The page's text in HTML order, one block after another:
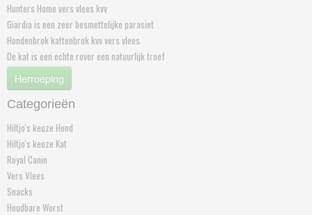
Hunters Home vers vlees kvv
Giardia is een zeer besmettelijke parasiet
Hondenbrok kattenbrok kvv vers vlees
De kat is een echte rover een natuurlijk troef
Herroeping
Categorieën
Hiltjo's keuze Hond
Hiltjo's keuze Kat
Royal Canin
Vers Vlees
Snacks
Houdbare Worst